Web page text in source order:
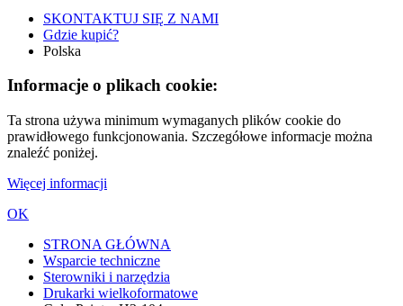
SKONTAKTUJ SIĘ Z NAMI
Gdzie kupić?
Polska
Informacje o plikach cookie:
Ta strona używa minimum wymaganych plików cookie do
prawidłowego funkcjonowania. Szczegółowe informacje można
znaleźć poniżej.
Więcej informacji
OK
STRONA GŁÓWNA
Wsparcie techniczne
Sterowniki i narzędzia
Drukarki wielkoformatowe